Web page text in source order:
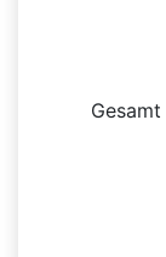
Gesamt